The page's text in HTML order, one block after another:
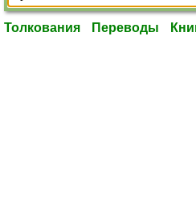
Толкования Переводы